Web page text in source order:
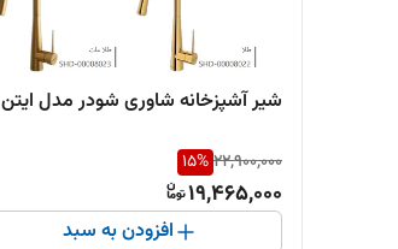
شیر آشپزخانه شاوری شودر مدل ایتن
22,900,000
15%
19,465,000
افزودن به سبد